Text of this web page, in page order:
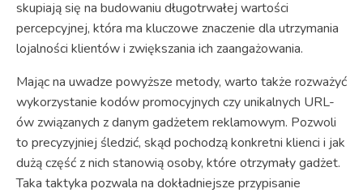
skupiają się na budowaniu długotrwałej wartości
percepcyjnej, która ma kluczowe znaczenie dla utrzymania
lojalności klientów i zwiększania ich zaangażowania.
Mając na uwadze powyższe metody, warto także rozważyć
wykorzystanie kodów promocyjnych czy unikalnych URL-
ów związanych z danym gadżetem reklamowym. Pozwoli
to precyzyjniej śledzić, skąd pochodzą konkretni klienci i jak
dużą część z nich stanowią osoby, które otrzymały gadżet.
Taka taktyka pozwala na dokładniejsze przypisanie